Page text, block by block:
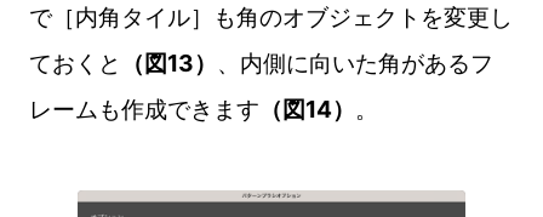
で［内角タイル］も角のオブジェクトを変更し
ておくと
（図13） 、内側に向いた角があるフ
レームも作成できます （図14） 。